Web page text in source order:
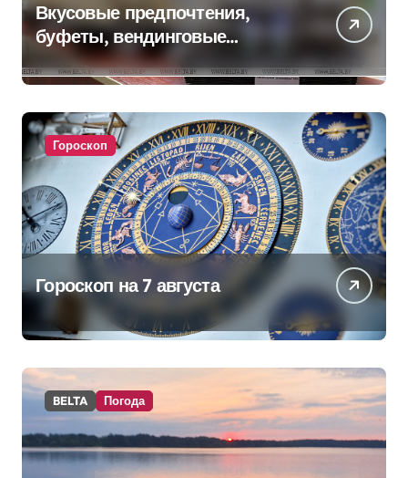
Вкусовые предпочтения,
буфеты, вендинговые
аппараты. Минобразования об
изменениях в школьном
питании
Гороскоп
Гороскоп на 7 августа
BELTA Погода